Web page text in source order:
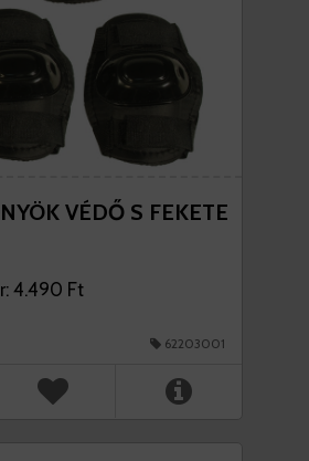
VÉDŐ S FEKETE
4.490 Ft
62203001